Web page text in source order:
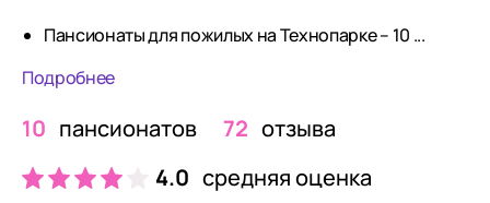
Пансионаты для пожилых на Технопарке – 10 ...
Подробнее
10 пансионатов 72 отзыва
4.0 средняя оценка